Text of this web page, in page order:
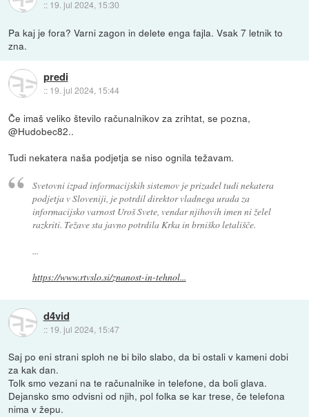
:: 19. jul 2024, 15:30
Pa kaj je fora? Varni zagon in delete enga fajla. Vsak 7 letnik to
zna.
predi
:: 19. jul 2024, 15:44
Če imaš veliko število računalnikov za zrihtat, se pozna,
@Hudobec82..
Tudi nekatera naša podjetja se niso ognila težavam.
Svetovni izpad informacijskih sistemov je prizadel tudi nekatera
podjetja v Sloveniji, je potrdil direktor vladnega urada za
informacijsko varnost Uroš Svete, vendar njihovih imen ni želel
razkriti. Težave sta javno potrdila Krka in brniško letališče.
...
https://www.rtvslo.si/znanost-in-tehnol...
d4vid
:: 19. jul 2024, 15:47
Saj po eni strani sploh ne bi bilo slabo, da bi ostali v kameni dobi
za kak dan.
Tolk smo vezani na te računalnike in telefone, da boli glava.
Dejansko smo odvisni od njih, pol folka se kar trese, če telefona
nima v žepu.